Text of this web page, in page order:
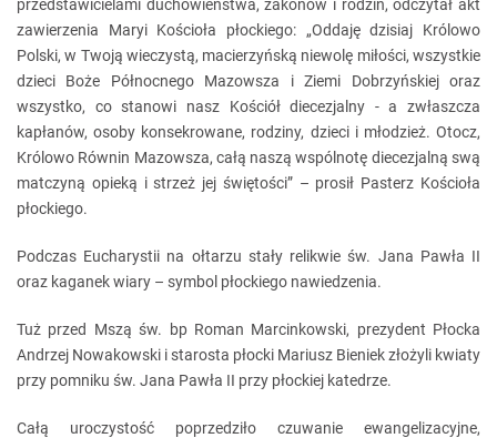
przedstawicielami duchowieństwa, zakonów i rodzin, odczytał akt
zawierzenia Maryi Kościoła płockiego: „Oddaję dzisiaj Królowo
Polski, w Twoją wieczystą, macierzyńską niewolę miłości, wszystkie
dzieci Boże Północnego Mazowsza i Ziemi Dobrzyńskiej oraz
wszystko, co stanowi nasz Kościół diecezjalny - a zwłaszcza
kapłanów, osoby konsekrowane, rodziny, dzieci i młodzież. Otocz,
Królowo Równin Mazowsza, całą naszą wspólnotę diecezjalną swą
matczyną opieką i strzeż jej świętości” – prosił Pasterz Kościoła
płockiego.
Podczas Eucharystii na ołtarzu stały relikwie św. Jana Pawła II
oraz kaganek wiary – symbol płockiego nawiedzenia.
Tuż przed Mszą św. bp Roman Marcinkowski, prezydent Płocka
Andrzej Nowakowski i starosta płocki Mariusz Bieniek złożyli kwiaty
przy pomniku św. Jana Pawła II przy płockiej katedrze.
Całą uroczystość poprzedziło czuwanie ewangelizacyjne,